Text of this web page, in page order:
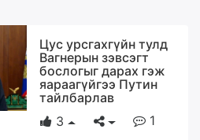
Цус урсгахгүйн тулд
Вагнерын зэвсэгт
бослогыг дарах гэж
яараагүйгээ Путин
тайлбарлав
3
1